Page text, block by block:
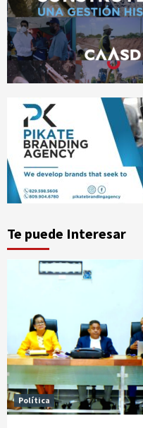
Te puede Interesar
Política